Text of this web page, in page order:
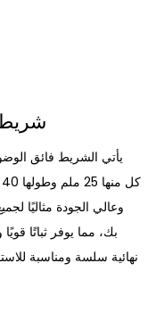
وعالي الجودة مثاليًا
بك، مما يوفر ثباتًا
نهائية سلسة ومناسبة